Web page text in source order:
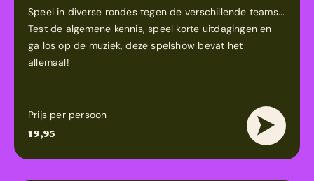
Speel in diverse rondes tegen de verschillende teams...
Test de algemene kennis, speel korte uitdagingen en
ga los op de muziek, deze spelshow bevat het
allemaal!
Prijs per persoon
19,95